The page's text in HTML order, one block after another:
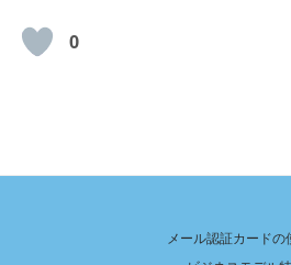
0
メール認証カードの